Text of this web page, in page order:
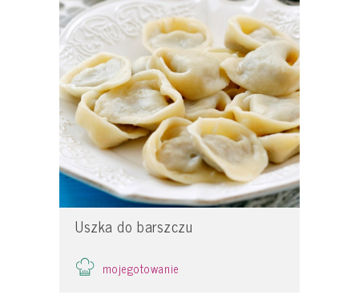
Uszka do barszczu
mojegotowanie